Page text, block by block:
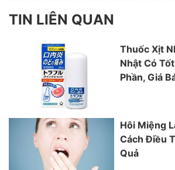
TIN LIÊN QUAN
Thuốc Xịt
Nhật Có
Phần, Giá
Hôi Miệng
Cách Điều
Quả